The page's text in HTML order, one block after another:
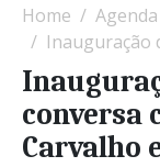
Home Agenda
Inauguração de
conversa
Carvalho